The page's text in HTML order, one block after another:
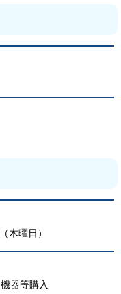
木曜日）
器等購入